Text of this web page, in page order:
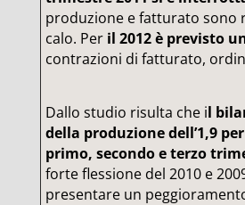
produzione e fatturato sono
calo. Per il 2012 è previsto
contrazioni di fatturato,
Dallo studio risulta che il
della produzione dell’1,9
primo, secondo e terzo
forte flessione del 2010 e
presentare un